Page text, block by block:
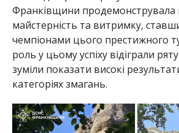
Франківщини продемонструвала
майстерність та витримку,
чемпіонами цього престижного
роль у цьому успіху відіграли
зуміли показати високі
категоріях змагань.